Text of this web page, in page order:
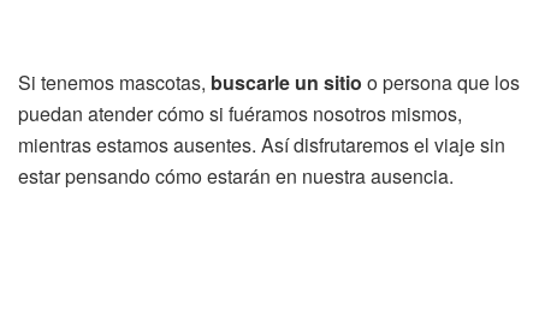
Si tenemos mascotas, buscarle un sitio o persona que los
puedan atender cómo si fuéramos nosotros mismos,
mientras estamos ausentes. Así disfrutaremos el viaje sin
estar pensando cómo estarán en nuestra ausencia.